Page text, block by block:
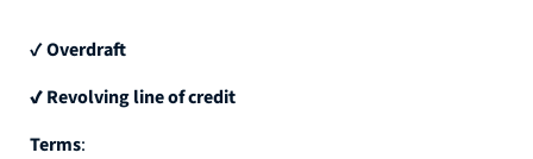
✔Overdraft
✔ Revolving line of credit
Terms: